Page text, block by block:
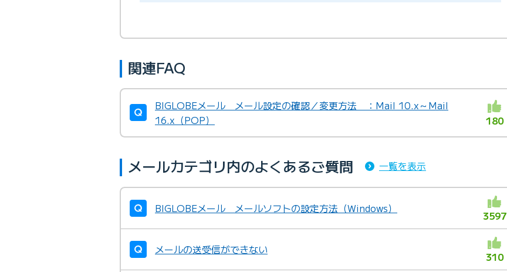
関連FAQ
BIGLOBEメール メール設定の確認／変更方法 ：Mail 10.x～Mail
16.x（POP）
180
メールカテゴリ内のよくあるご質問 一覧を表示
BIGLOBEメール メールソフトの設定方法（Windows）
3597
メールの送受信ができない
310